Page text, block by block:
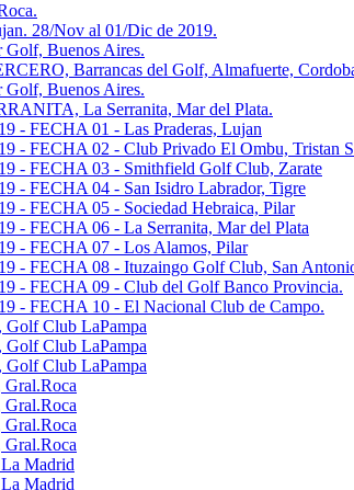
28/Nov al 01/Dic de 2019.
Buenos Aires.
Barrancas del Golf, Almafuerte,
Buenos Aires.
La Serranita, Mar del Plata.
- FECHA 01 - Las Praderas, Lujan
- FECHA 02 - Club Privado El Ombu, Tristan
- FECHA 03 - Smithfield Golf Club, Zarate
- FECHA 04 - San Isidro Labrador, Tigre
- FECHA 05 - Sociedad Hebraica, Pilar
- FECHA 06 - La Serranita, Mar del Plata
- FECHA 07 - Los Alamos, Pilar
FECHA 08 - Ituzaingo Golf Club, San
- FECHA 09 - Club del Golf Banco Provincia.
- FECHA 10 - El Nacional Club de Campo.
Club LaPampa
Club LaPampa
Club LaPampa
Madrid
Madrid